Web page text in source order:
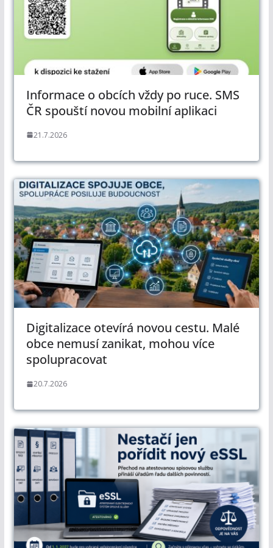
Informace o obcích vždy po ruce. SMS
ČR spouští novou mobilní aplikaci
21.7.2026
Digitalizace otevírá novou cestu. Malé
obce nemusí zanikat, mohou více
spolupracovat
20.7.2026